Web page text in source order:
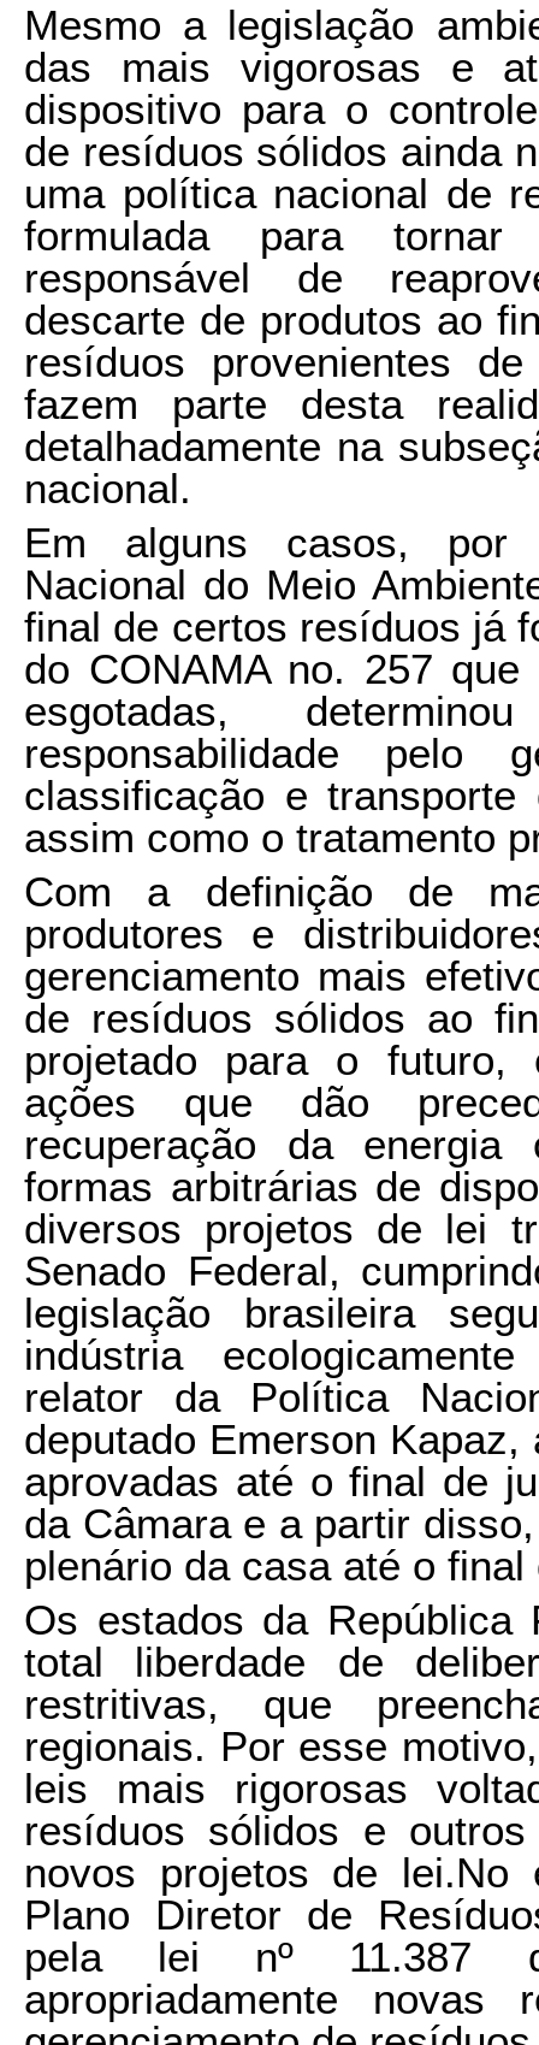
Mesmo a legislação
das mais vigorosas e
dispositivo para o
de resíduos sólidos ainda
uma política nacional de
formulada para
responsável de
descarte de produtos ao
resíduos provenientes
fazem parte desta
detalhadamente na
nacional.
Em alguns casos, por
Nacional do Meio
final de certos resíduos já
do CONAMA no. 257
esgotadas,
responsabilidade pelo
classificação e
assim como o tratamento
Com a definição de
produtores e
gerenciamento mais
de resíduos sólidos ao
projetado para o futuro,
ações que dão
recuperação da
formas arbitrárias de
diversos projetos de lei
Senado Federal,
legislação brasileira
indústria
relator da Política
deputado Emerson
aprovadas até o final de
da Câmara e a partir
plenário da casa até o final
Os estados da
total liberdade de
restritivas, que
regionais. Por esse
leis mais rigorosas
resíduos sólidos e
novos projetos de
Plano Diretor de
pela lei nº 11.387
apropriadamente